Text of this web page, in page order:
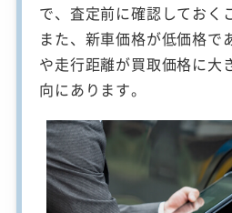
で、査定前に確認しておく
また、新車価格が低価格で
や走行距離が買取価格に大
向にあります。